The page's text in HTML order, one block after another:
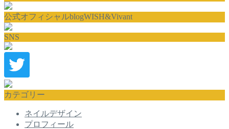
公式オフィシャルblogWISH&Vivant
SNS
カテゴリー
ネイルデザイン
プロフィール